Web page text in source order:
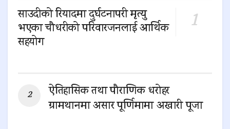
साउदीको रियादमा दुर्घटनापरी मृत्यु
भएका चौधरीको परिवारजनलाई आर्थिक
सहयोग
ऐतिहासिक तथा पौराणिक धरोहर
ग्रामथानमा असार पूर्णिमामा अखारी पूजा